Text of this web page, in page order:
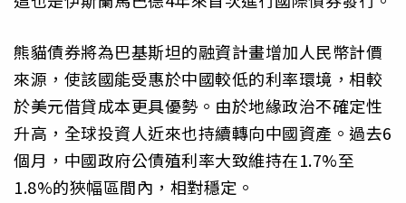
熊貓債券將為巴基斯坦的融資計畫增加人民幣計價
來源，使該國能受惠於中國較低的利率環境，相較
於美元借貸成本更具優勢。由於地緣政治不確定性
升高，全球投資人近來也持續轉向中國資產。過去6
個月，中國政府公債殖利率大致維持在1.7%至
1.8%的狹幅區間內，相對穩定。